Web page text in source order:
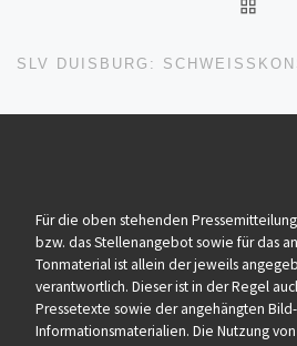
Für die oben stehenden
bzw. das Stellenangebot sowie für das
Tonmaterial ist allein der jeweils
verantwortlich. Dieser ist in der Regel
Pressetexte sowie der angehängten
Informationsmaterialien. Die Nutzung